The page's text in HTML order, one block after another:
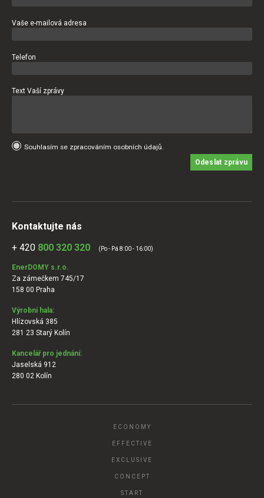
Vaše e-mailová adresa
Telefon
Text Vaší zprávy
Souhlasím se zpracováním osobních údajů.
Odeslat zprávu
Kontaktujte nás
+ 420 800 320 320 (Po - Pá 8:00 - 16:00)
EnerDOMY s.r.o.
Za zámečkem 745/17
158 00 Praha
Výrobní hala:
Hlízovská 385
281 23 Starý Kolín
Kancelář pro jednání:
Jaselská 912
280 02 Kolín
ECONOMY
EFFECTIVE
EXCLUSIVE
CONCEPT
START